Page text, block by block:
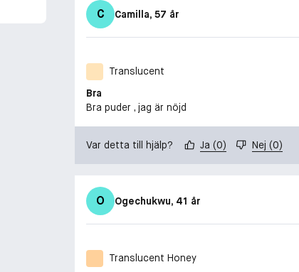
C Camilla, 57 år
Translucent
Bra
Bra puder , jag är nöjd
Var detta till hjälp? Ja (0) Nej (0)
O Ogechukwu, 41 år
Translucent Honey